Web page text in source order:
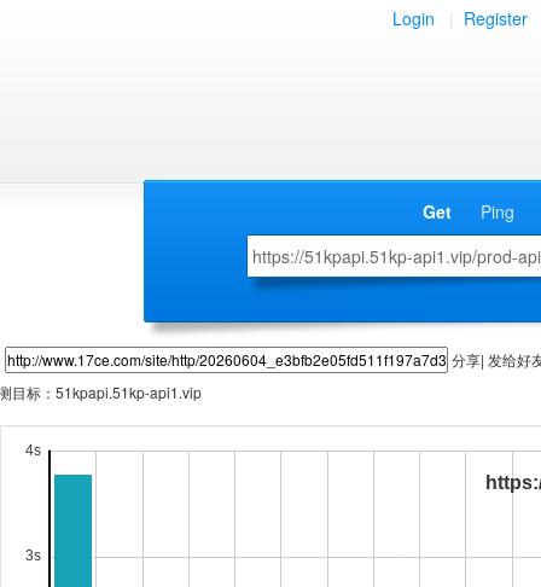
Login Register
Get Ping
分享| 发给好
目标： 51kpapi.51kp-api1.vip